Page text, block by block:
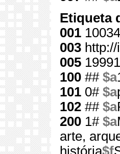
Etiqueta
001
003
005
100 ## $a
101 0# $a
102 ## $a
200 1# $a
arte,
história$f